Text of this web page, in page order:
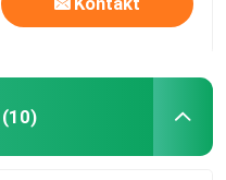
(10)